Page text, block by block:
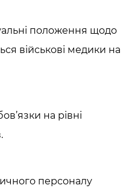
положення щодо
військові медики на
на рівні
персоналу